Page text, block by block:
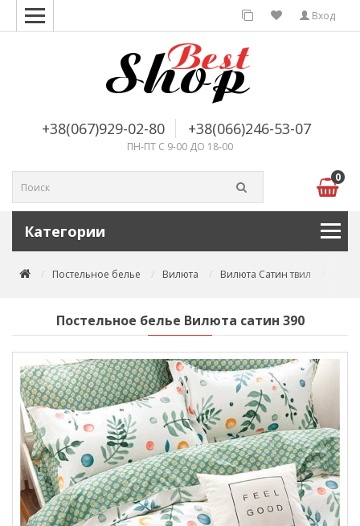
Вход
+38(067)929-02-80 +38(066)246-53-07
ПН-ПТ С 9-00 ДО 18-00
0
Категории
Постельное белье Вилюта Вилюта Сатин твил
Постельное белье Вилюта сатин 390